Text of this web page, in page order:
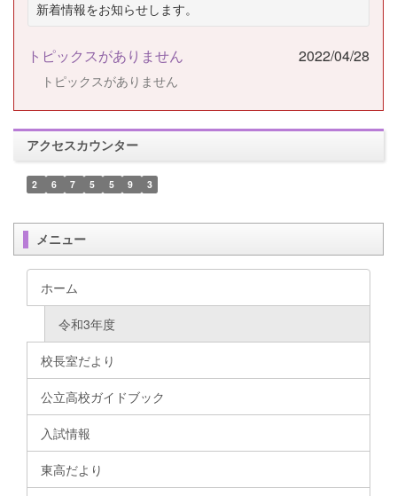
新着情報をお知らせします。
トピックスがありません 2022/04/28
トピックスがありません
アクセスカウンター
2 6 7 5 5 9 3
メニュー
ホーム
令和3年度
校長室だより
公立高校ガイドブック
入試情報
東高だより